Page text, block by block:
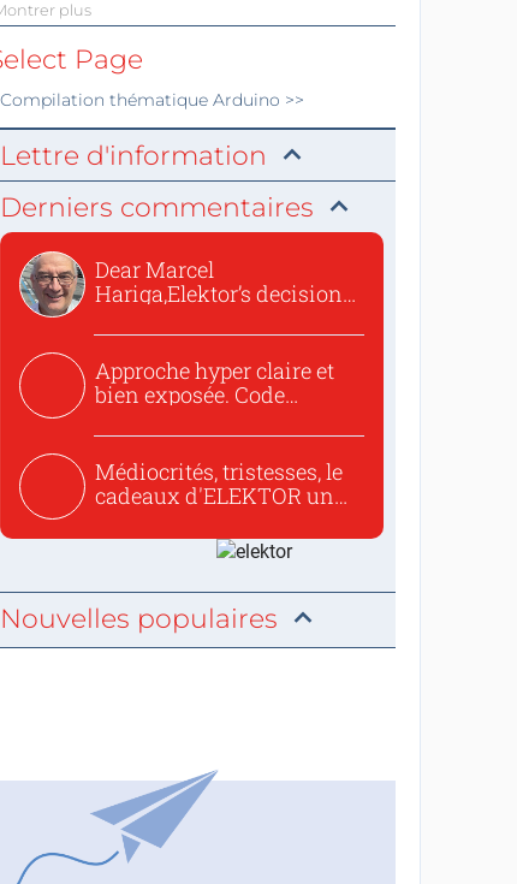
plus
Page
Compilation thématique Arduino >>
Lettre d'information
Derniers commentaires
Dear Marcel
Hariga,Elektor’s decision
Approche hyper claire et
bien exposée. Code
Médiocrités, tristesses, le
cadeaux d'ELEKTOR un
Nouvelles populaires